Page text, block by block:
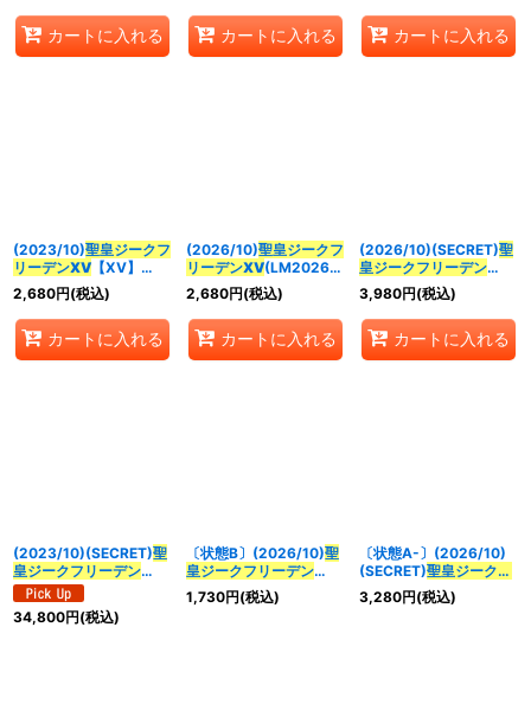
カートに入れる カートに入れる カートに入れる
(2023/10)聖皇ジークフ
リーデンXV 【XV】
{BS66-XV02}《多》
2,680円(税込)
カートに入れる
(2026/10)聖皇ジークフ
リーデンXV(LM2026収
録)【XV】{BS66-
XV02}《多》
2,680円(税込)
カートに入れる
(2026/10)(SECRET)聖
皇ジークフリーデン
XV(LM2026収録)
【XV-SEC】{BS66-
XV02}《多》
3,980円(税込)
カートに入れる
(2023/10)(SECRET)聖
皇ジークフリーデン
XV【XV-SEC】{BS66-
XV02}《多》
34,800円(税込)
〔状態B〕(2026/10)聖
皇ジークフリーデン
XV(LM2026収録)
【XV】{BS66-XV02}
1,730円(税込)
〔状態A-〕(2026/10)
(SECRET)聖皇ジークフ
リーデンXV(LM2026収
録)【XV-SEC】{BS66-
3,280円(税込)